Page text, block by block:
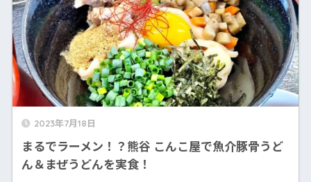
2023年7月18日
まるでラーメン！？熊谷 こんこ屋で魚介豚骨うど
ん＆まぜうどんを実食！